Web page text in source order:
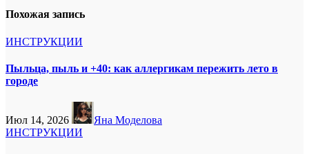
Похожая запись
ИНСТРУКЦИИ
Пыльца, пыль и +40: как аллергикам пережить лето в
городе
Июл 14, 2026
Яна Моделова
ИНСТРУКЦИИ